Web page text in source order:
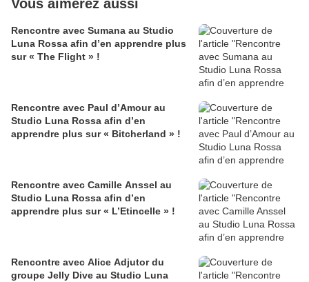
Vous aimerez aussi
Rencontre avec Sumana au Studio
Luna Rossa afin d’en apprendre plus
sur « The Flight » !
Rencontre avec Paul d’Amour au
Studio Luna Rossa afin d’en
apprendre plus sur « Bitcherland » !
Rencontre avec Camille Anssel au
Studio Luna Rossa afin d’en
apprendre plus sur « L’Etincelle » !
Rencontre avec Alice Adjutor du
groupe Jelly Dive au Studio Luna